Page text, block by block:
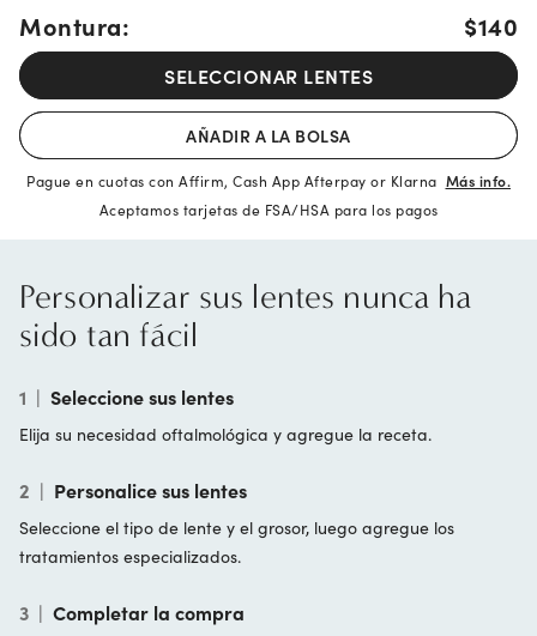
Montura: $140
SELECCIONAR LENTES
AÑADIR A LA BOLSA
Pague en cuotas con Affirm, Cash App Afterpay or Klarna Más info.
Aceptamos tarjetas de FSA/HSA para los pagos
Personalizar sus lentes nunca ha
sido tan fácil
1 | Seleccione sus lentes
Elija su necesidad oftalmológica y agregue la receta.
2 | Personalice sus lentes
Seleccione el tipo de lente y el grosor, luego agregue los
tratamientos especializados.
3 | Completar la compra